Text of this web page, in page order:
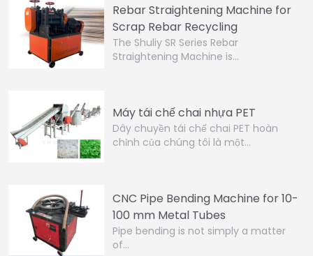
Rebar Straightening Machine for
Scrap Rebar Recycling
The Shuliy SR Series Rebar
Straightening Machine is…
Máy tái chế chai nhựa PET
Dây chuyền tái chế chai PET hoàn
chỉnh của chúng tôi là một…
CNC Pipe Bending Machine for 10-
100 mm Metal Tubes
Pipe bending is not simply a matter
of…